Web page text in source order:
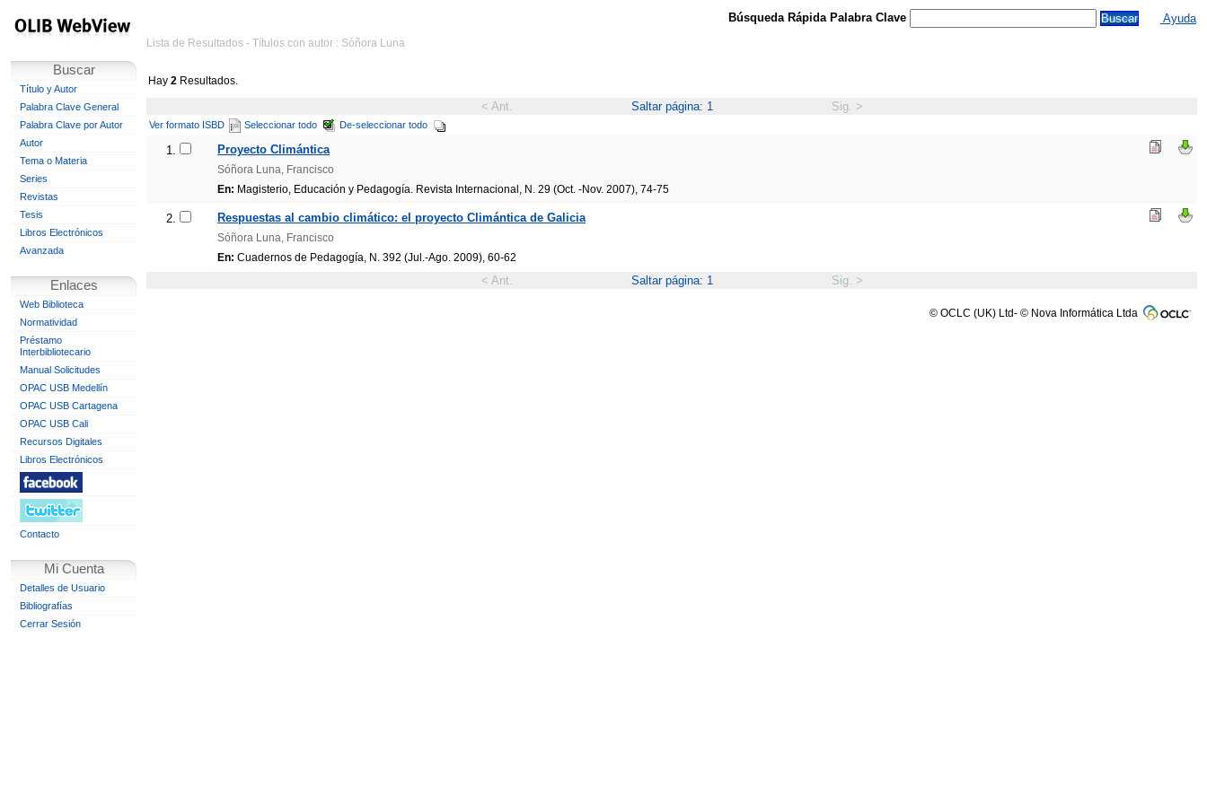
Buscar
Título y Autor
Palabra Clave General
Palabra Clave por Autor
Autor
Tema o Materia
Series
Revistas
Tesis
Libros Electrónicos
Avanzada
Enlaces
Web Biblioteca
Normatividad
Préstamo
Interbibliotecario
Manual Solicitudes
OPAC USB Medellín
OPAC USB Cartagena
OPAC USB Cali
Recursos Digitales
Libros Electrónicos
Contacto
Mi Cuenta
Detalles de Usuario
Bibliografías
Cerrar Sesión
Búsqueda Rápida Palabra Clave Ayuda
Lista de Resultados - Títulos con autor : Sóñora Luna
Hay 2 Resultados.
< Ant. Saltar página: 1 Sig. >
Ver formato ISBD Seleccionar todo De-seleccionar todo
1. Proyecto Climántica
Sóñora Luna, Francisco
En: Magisterio, Educación y Pedagogía. Revista Internacional, N. 29 (Oct. -Nov. 2007), 74-75
2. Respuestas al cambio climático: el proyecto Climántica de Galicia
Sóñora Luna, Francisco
En: Cuadernos de Pedagogía, N. 392 (Jul.-Ago. 2009), 60-62
< Ant. Saltar página: 1 Sig. >
© OCLC (UK) Ltd- © Nova Informática Ltda